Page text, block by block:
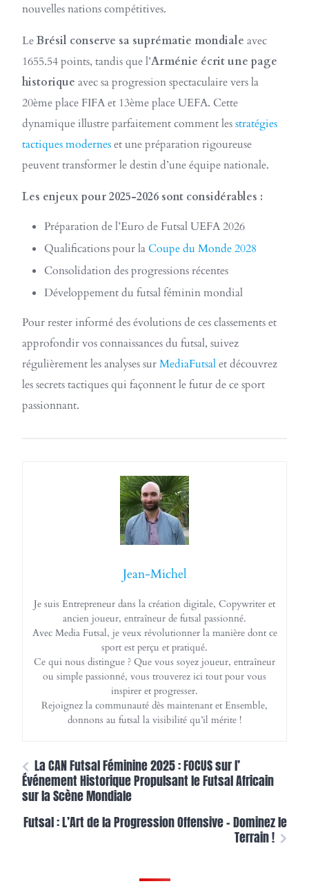
nouvelles nations compétitives.
LeBrésil conserve sa suprématie mondiale avec
1655.54 points, tandis que l’Arménie écrit une page
historique avec sa progression spectaculaire vers la
20ème place FIFA et 13ème place UEFA. Cette
dynamique illustre parfaitement comment lesstratégies
tactiques moderneset une préparation rigoureuse
peuvent transformer le destin d’une équipe nationale.
Les enjeux pour 2025-2026 sont considérables :
Préparation de l’Euro de Futsal UEFA 2026
Qualifications pour laCoupe du Monde 2028
Consolidation des progressions récentes
Développement du futsal féminin mondial
Pour rester informé des évolutions de ces classements et
approfondir vos connaissances du futsal, suivez
régulièrement les analyses surMediaFutsalet découvrez
les secrets tactiques qui façonnent le futur de ce sport
passionnant.
Jean-Michel
Je suis Entrepreneur dans la création digitale, Copywriter et
ancien joueur, entraîneur de futsal passionné.
Avec Media Futsal, je veux révolutionner la manière dont ce
sport est perçu et pratiqué.
Ce qui nous distingue ? Que vous soyez joueur, entraîneur
ou simple passionné, vous trouverez ici tout pour vous
inspirer et progresser.
Rejoignez la communauté dès maintenant et Ensemble,
donnons au futsal la visibilité qu’il mérite !
La CAN Futsal Féminine 2025 : FOCUS sur l’
Événement Historique Propulsant le Futsal Africain
sur la Scène Mondiale
Futsal : L’Art de la Progression Offensive – Dominez le
Terrain !